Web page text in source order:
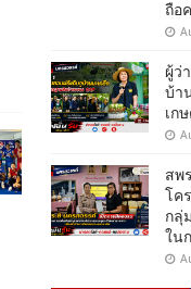
ถือ
ผู้ว่
บ้า
เก
สพ
โค
กลุ่
ใน